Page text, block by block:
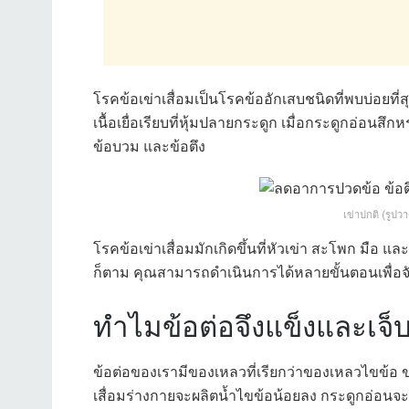
โรคข้อเข่าเสื่อมเป็นโรคข้ออักเสบชนิดที่พบบ่อย
เนื้อเยื่อเรียบที่หุ้มปลายกระดูก เมื่อกระดูกอ่อนสึก
ข้อบวม และข้อตึง
เข่าปกติ (รูปว
โรคข้อเข่าเสื่อมมักเกิดขึ้นที่หัวเข่า สะโพก มือ แ
ก็ตาม คุณสามารถดำเนินการได้หลายขั้นตอนเพื่
ทำไมข้อต่อจึงแข็งและเจ็
ข้อต่อของเรามีของเหลวที่เรียกว่าของเหลวไขข้
เสื่อมร่างกายจะผลิตน้ำไขข้อน้อยลง กระดูกอ่อน